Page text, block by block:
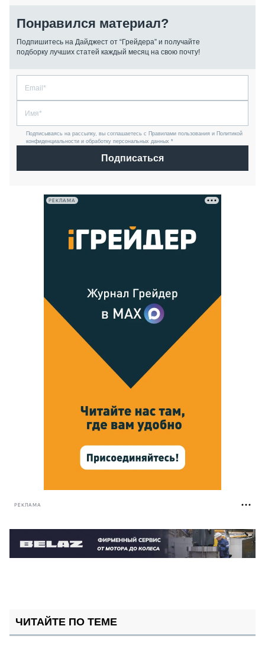
Понравился материал?
Подпишитесь на Дайджест от “Грейдера” и получайте
подборку лучших статей каждый месяц на свою почту!
Подписываясь на рассылку, вы соглашаетесь с Правилами пользования и Политикой
конфиденциальности и обработку персональных данных *
Подписаться
РЕКЛАМА
РЕКЛАМА
ЧИТАЙТЕ ПО ТЕМЕ